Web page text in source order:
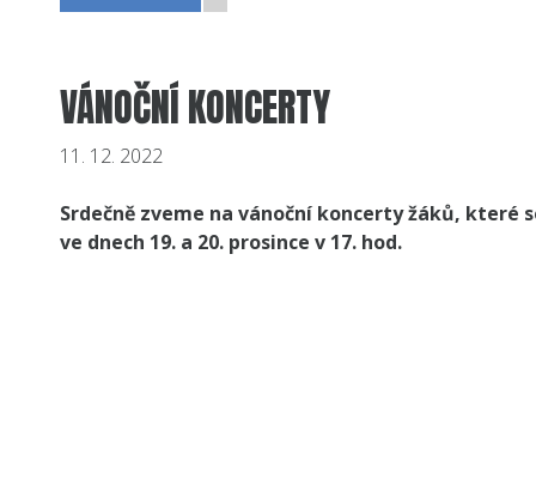
VÁNOČNÍ KONCERTY
11. 12. 2022
Srdečně zveme na vánoční koncerty žáků, které
ve dnech 19. a 20. prosince v 17. hod.